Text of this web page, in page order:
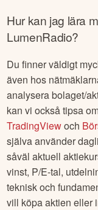
Hur kan jag lära
LumenRadio?
Du finner väldigt
även hos
analysera bolaget/
kan vi också tipsa
TradingViewoch
själva använder
såväl aktuell
vinst, P/E-tal,
teknisk och
vill köpa aktien eller